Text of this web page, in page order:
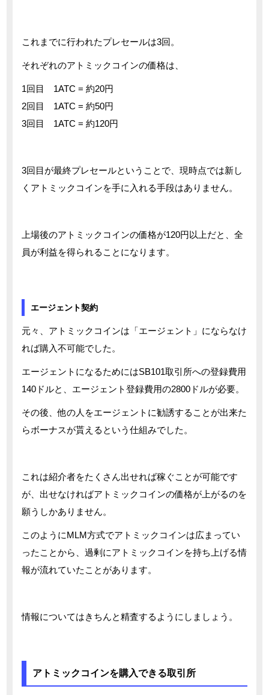
これまでに行われたプレセールは3回。
それぞれのアトミックコインの価格は、
1回目 1ATC = 約20円
2回目 1ATC = 約50円
3回目 1ATC = 約120円
3回目が最終プレセールということで、現時点では新し
くアトミックコインを手に入れる手段はありません。
上場後のアトミックコインの価格が120円以上だと、全
員が利益を得られることになります。
エージェント契約
元々、アトミックコインは「エージェント」にならなけ
れば購入不可能でした。
エージェントになるためにはSB101取引所への登録費用
140ドルと、エージェント登録費用の2800ドルが必要。
その後、他の人をエージェントに勧誘することが出来た
らボーナスが貰えるという仕組みでした。
これは紹介者をたくさん出せれば稼ぐことが可能です
が、出せなければアトミックコインの価格が上がるのを
願うしかありません。
このようにMLM方式でアトミックコインは広まってい
ったことから、過剰にアトミックコインを持ち上げる情
報が流れていたことがあります。
情報についてはきちんと精査するようにしましょう。
アトミックコインを購入できる取引所